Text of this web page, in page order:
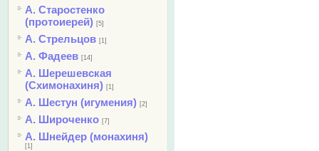
А. Старостенко
(протоиерей) [5]
А. Стрельцов [1]
А. Фадеев [14]
А. Шерешевская
(Схимонахиня) [1]
А. Шестун (игумения) [2]
А. Широченко [7]
А. Шнейдер (монахиня)
[1]